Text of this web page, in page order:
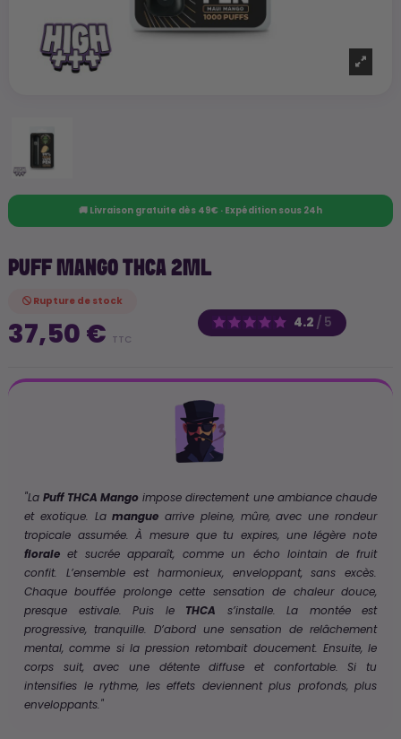
🚚 Livraison gratuite dès 49€ · Expédition sous 24h
PUFF MANGO THCA 2ML
4.2 / 5
Rupture de stock
37,50 € TTC
"LaPuff THCA Mangoimpose directement une ambiance chaude
et exotique. Lamangue arrive pleine, mûre, avec une rondeur
tropicale assumée. À mesure que tu expires, une légère note
florale et sucrée apparaît, comme un écho lointain de fruit
confit. L’ensemble est harmonieux, enveloppant, sans excès.
Chaque bouffée prolonge cette sensation de chaleur douce,
presque estivale. Puis le THCA s’installe. La montée est
progressive, tranquille. D’abord une sensation de relâchement
mental, comme si la pression retombait doucement. Ensuite, le
corps suit, avec une détente diffuse et confortable. Si tu
intensifies le rythme, les effets deviennent plus profonds, plus
enveloppants."